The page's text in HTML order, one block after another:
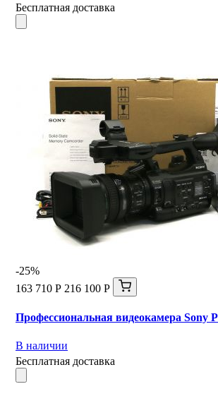
Бесплатная доставка
-25%
163 710 Р 216 100 Р
Профессиональная видеокамера Sony
В наличии
Бесплатная доставка